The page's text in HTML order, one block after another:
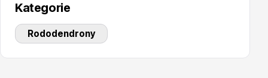
Kategorie
Rododendrony